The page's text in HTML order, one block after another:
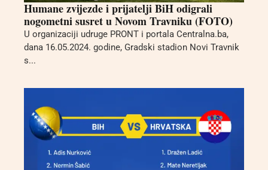
Humane zvijezde i prijatelji BiH odigrali
nogometni susret u Novom Travniku (FOTO)
U organizaciji udruge PRONT i portala Centralna.ba,
dana 16.05.2024. godine, Gradski stadion Novi Travnik
s...